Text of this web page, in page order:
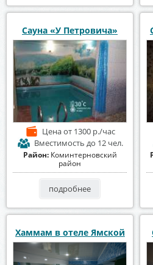
Сауна «У Петровича»
Ценаот 1300 р./час
Вместимость до 12 чел.
Район: Коминтерновский
район
подробнее
Хаммам в отеле Ямской